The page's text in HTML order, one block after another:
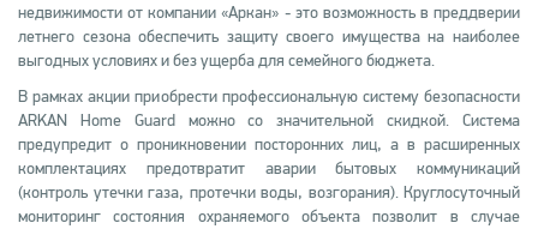
недвижимости от компании «Аркан» - это возможность в преддверии
летнего сезона обеспечить защиту своего имущества на наиболее
выгодных условиях и без ущерба для семейного бюджета.
В рамках акции приобрести профессиональную систему безопасности
ARKAN Home Guard можно со значительной скидкой. Система
предупредит о проникновении посторонних лиц, а в расширенных
комплектациях предотвратит аварии бытовых коммуникаций
(контроль утечки газа, протечки воды, возгорания). Круглосуточный
мониторинг состояния охраняемого объекта позволит в случае